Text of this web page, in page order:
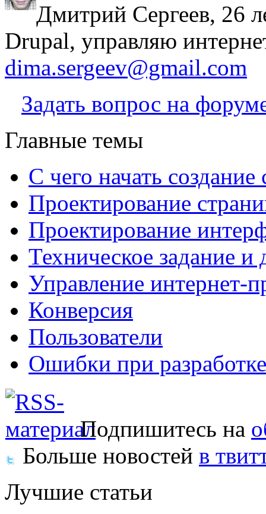
Дмитрий Сергеев, 26
Drupal, управляю
dima.sergeev@gmail.com
Задать вопрос на
Главные темы
С чего начать создание
Проектирование
Проектирование
Техническое задание и
Управление интернет-
Конверсия
Пользователи
Ошибки при
Подпишитесь на
Больше новостей в
Лучшие статьи